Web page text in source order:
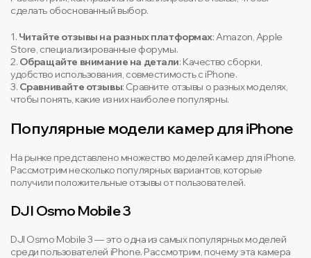
сделать обоснованный выбор.
1. Читайте отзывы на разных платформах: Amazon, Apple
Store, специализированные форумы.
2. Обращайте внимание на детали: Качество сборки,
удобство использования, совместимость с iPhone.
3. Сравнивайте отзывы: Сравните отзывы о разных моделях,
чтобы понять, какие из них наиболее популярны.
Популярные модели камер для iPhone
На рынке представлено множество моделей камер для iPhone.
Рассмотрим несколько популярных вариантов, которые
получили положительные отзывы от пользователей.
DJI Osmo Mobile 3
DJI Osmo Mobile 3 — это одна из самых популярных моделей
среди пользователей iPhone. Рассмотрим, почему эта камера